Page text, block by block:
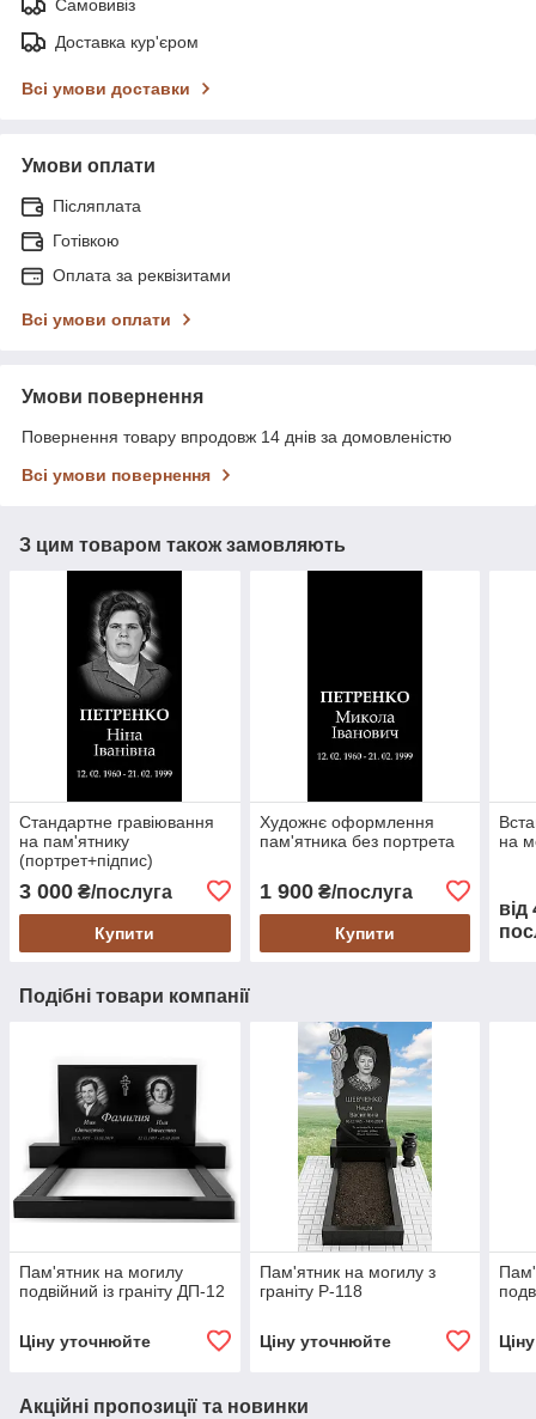
Самовивіз
Доставка кур'єром
Всі умови доставки
Умови оплати
Післяплата
Готівкою
Оплата за реквізитами
Всі умови оплати
Умови повернення
Повернення товару впродовж 14 днів за домовленістю
Всі умови повернення
З цим товаром також замовляють
Стандартне гравіювання
на пам'ятнику
(портрет+підпис)
3 000 ₴/послуга
Купити
Художнє оформлення
пам'ятника без портрета
1 900₴/послуга
Купити
на
від
Подібні товари компанії
Пам'ятник на могилу
подвійний із граніту ДП-12
Ціну уточнюйте
Пам'ятник на могилу з
граніту Р-118
Ціну уточнюйте
Акційні пропозиції та новинки